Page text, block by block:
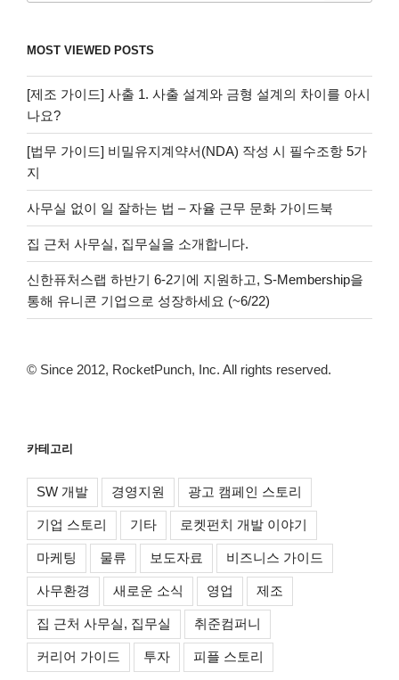
MOST VIEWED POSTS
[제조 가이드] 사출 1. 사출 설계와 금형 설계의 차이를 아시
나요?
[법무 가이드] 비밀유지계약서(NDA) 작성 시 필수조항 5가
지
사무실 없이 일 잘하는 법 – 자율 근무 문화 가이드북
집 근처 사무실, 집무실을 소개합니다.
신한퓨처스랩 하반기 6-2기에 지원하고, S-Membership을
통해 유니콘 기업으로 성장하세요 (~6/22)
© Since 2012, RocketPunch, Inc. All rights reserved.
카테고리
SW 개발 경영지원 광고 캠페인 스토리
기업 스토리 기타 로켓펀치 개발 이야기
마케팅 물류 보도자료 비즈니스 가이드
사무환경 새로운 소식 영업 제조
집 근처 사무실, 집무실 취준컴퍼니
커리어 가이드 투자 피플 스토리